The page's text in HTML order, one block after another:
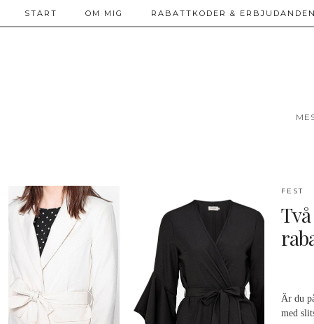
START OM MIG RABATTKODER &
FEST
Är du
med